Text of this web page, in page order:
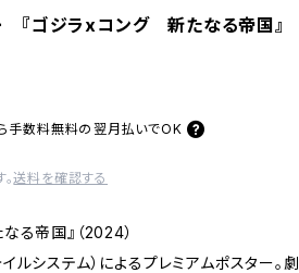
『ゴジラxコング 新たなる帝国』
手数料無料の 翌月払いでOK
送料を確認する
る帝国』（2024）
ルシステム）によるプレミアムポスター。劇